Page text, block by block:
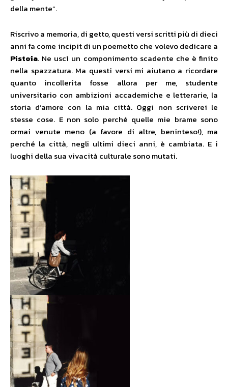
della mente”.
Riscrivo a memoria, di getto, questi versi scritti più di dieci
anni fa come incipit di un poemetto che volevo dedicare a
Pistoia. Ne uscì un componimento scadente che è finito
nella spazzatura. Ma questi versi mi aiutano a ricordare
quanto incollerita fosse allora per me, studente
universitario con ambizioni accademiche e letterarie, la
storia d’amore con la mia città. Oggi non scriverei le
stesse cose. E non solo perché quelle mie brame sono
ormai venute meno (a favore di altre, beninteso!), ma
perché la città, negli ultimi dieci anni, è cambiata. E i
luoghi della sua vivacità culturale sono mutati.